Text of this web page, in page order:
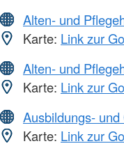
Alten- und
Karte: Link zur
Alten- und
Karte: Link zur
Ausbildungs-
Karte: Link zur